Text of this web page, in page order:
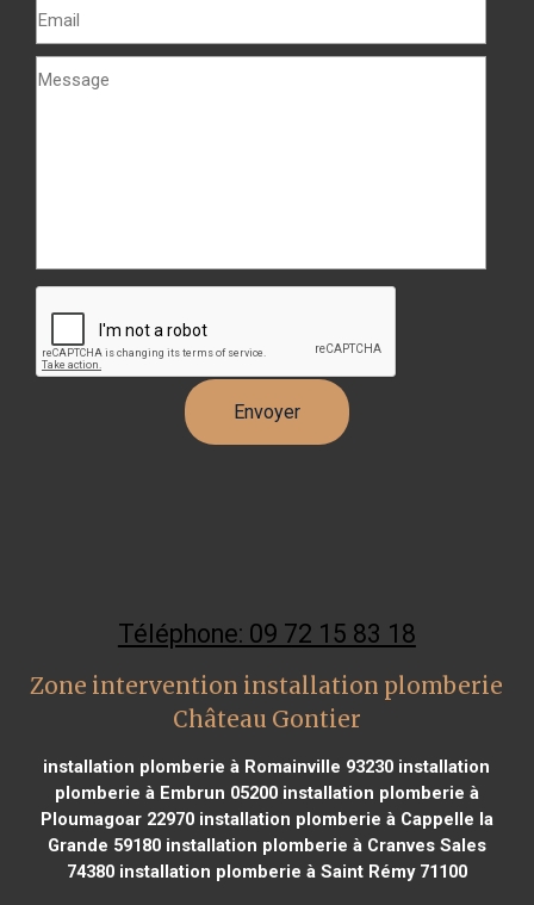
Téléphone: 09 72 15 83 18
Zone intervention installation plomberie
Château Gontier
installation plomberie à Romainville 93230 installation
plomberie à Embrun 05200installation plomberie à
Ploumagoar 22970installation plomberie à Cappelle la
Grande 59180installation plomberie à Cranves Sales
74380installation plomberie à Saint Rémy 71100